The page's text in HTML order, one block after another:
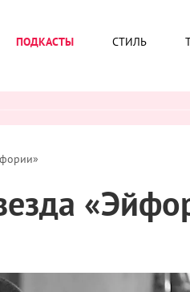
ПОДКАСТЫ СТИЛЬ